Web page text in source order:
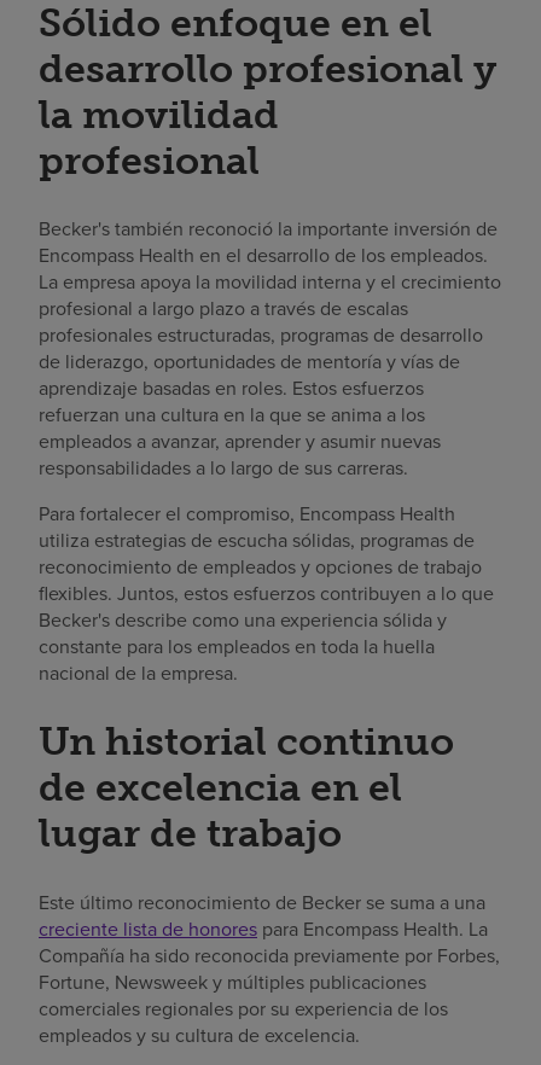
Sólido enfoque en el
desarrollo profesional y
la movilidad
profesional
Becker's también reconoció la importante inversión de
Encompass Health en el desarrollo de los empleados.
La empresa apoya la movilidad interna y el crecimiento
profesional a largo plazo a través de escalas
profesionales estructuradas, programas de desarrollo
de liderazgo, oportunidades de mentoría y vías de
aprendizaje basadas en roles. Estos esfuerzos
refuerzan una cultura en la que se anima a los
empleados a avanzar, aprender y asumir nuevas
responsabilidades a lo largo de sus carreras.
Para fortalecer el compromiso, Encompass Health
utiliza estrategias de escucha sólidas, programas de
reconocimiento de empleados y opciones de trabajo
flexibles. Juntos, estos esfuerzos contribuyen a lo que
Becker's describe como una experiencia sólida y
constante para los empleados en toda la huella
nacional de la empresa.
Un historial continuo
de excelencia en el
lugar de trabajo
Este último reconocimiento de Becker se suma a una
creciente lista de honores para Encompass Health. La
Compañía ha sido reconocida previamente por Forbes,
Fortune, Newsweek y múltiples publicaciones
comerciales regionales por su experiencia de los
empleados y su cultura de excelencia.